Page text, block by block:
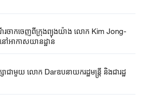
រចាកចេញពីក្រុងព្យុងយ៉ាង លោក Kim Jong-
អាកាសយានដ្ឋាន
ជាមួយ លោក Darឧបនាយករដ្ឋមន្ត្រី និងជារដ្ឋ